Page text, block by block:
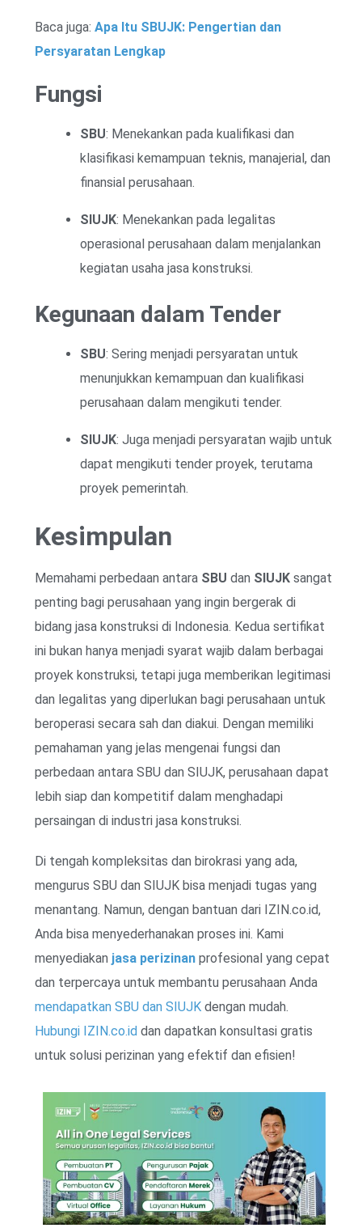
Baca juga: Apa Itu SBUJK: Pengertian dan
Persyaratan Lengkap
Fungsi
SBU: Menekankan pada kualifikasi dan
klasifikasi kemampuan teknis, manajerial, dan
finansial perusahaan.
SIUJK: Menekankan pada legalitas
operasional perusahaan dalam menjalankan
kegiatan usaha jasa konstruksi.
Kegunaan dalam Tender
SBU: Sering menjadi persyaratan untuk
menunjukkan kemampuan dan kualifikasi
perusahaan dalam mengikuti tender.
SIUJK: Juga menjadi persyaratan wajib untuk
dapat mengikuti tender proyek, terutama
proyek pemerintah.
Kesimpulan
Memahami perbedaan antara SBU dan SIUJK sangat
penting bagi perusahaan yang ingin bergerak di
bidang jasa konstruksi di Indonesia. Kedua sertifikat
ini bukan hanya menjadi syarat wajib dalam berbagai
proyek konstruksi, tetapi juga memberikan legitimasi
dan legalitas yang diperlukan bagi perusahaan untuk
beroperasi secara sah dan diakui. Dengan memiliki
pemahaman yang jelas mengenai fungsi dan
perbedaan antara SBU dan SIUJK, perusahaan dapat
lebih siap dan kompetitif dalam menghadapi
persaingan di industri jasa konstruksi.
Di tengah kompleksitas dan birokrasi yang ada,
mengurus SBU dan SIUJK bisa menjadi tugas yang
menantang. Namun, dengan bantuan dari IZIN.co.id,
Anda bisa menyederhanakan proses ini. Kami
menyediakan jasa perizinan profesional yang cepat
dan terpercaya untuk membantu perusahaan Anda
mendapatkan SBU dan SIUJK dengan mudah.
Hubungi IZIN.co.id dan dapatkan konsultasi gratis
untuk solusi perizinan yang efektif dan efisien!